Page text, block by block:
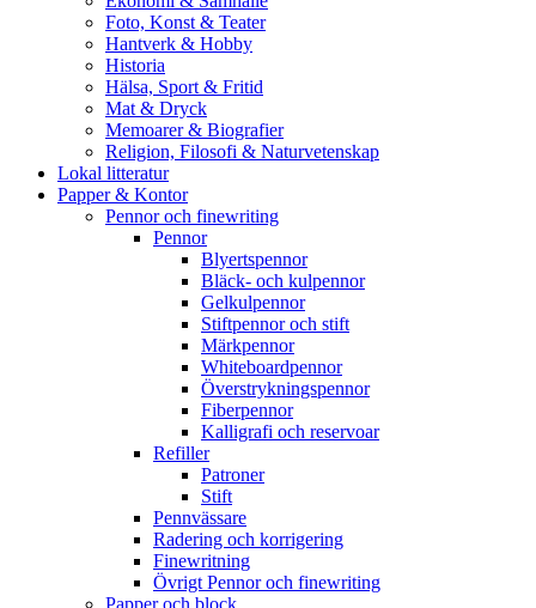
Foto, Konst & Teater
Hantverk & Hobby
Historia
Hälsa, Sport & Fritid
Mat & Dryck
Memoarer & Biografier
Religion, Filosofi & Naturvetenskap
Lokal litteratur
Papper & Kontor
Pennor och finewriting
Pennor
Blyertspennor
Bläck- och kulpennor
Gelkulpennor
Stiftpennor och stift
Märkpennor
Whiteboardpennor
Överstrykningspennor
Fiberpennor
Kalligrafi och reservoar
Refiller
Patroner
Stift
Pennvässare
Radering och korrigering
Finewritning
Övrigt Pennor och finewriting
Papper och block